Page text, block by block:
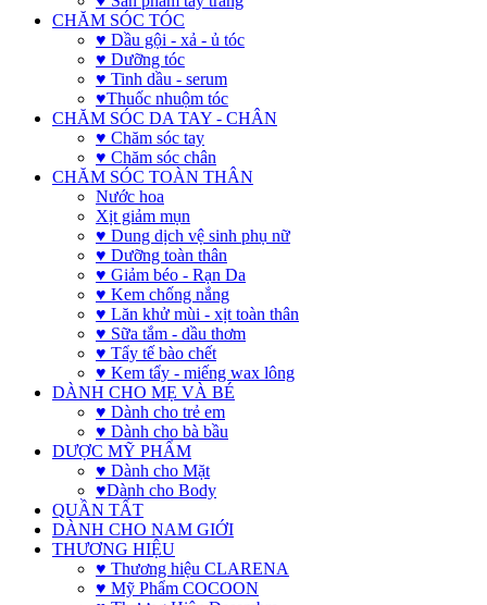
CHĂM SÓC TÓC
♥ Dầu gội - xả - ủ tóc
♥ Dưỡng tóc
♥ Tinh dầu - serum
♥Thuốc nhuộm tóc
CHĂM SÓC DA TAY - CHÂN
♥ Chăm sóc tay
♥ Chăm sóc chân
CHĂM SÓC TOÀN THÂN
Nước hoa
Xịt giảm mụn
♥ Dung dịch vệ sinh phụ nữ
♥ Dưỡng toàn thân
♥ Giảm béo - Rạn Da
♥ Kem chống nắng
♥ Lăn khử mùi - xịt toàn thân
♥ Sữa tắm - dầu thơm
♥ Tẩy tế bào chết
♥ Kem tẩy - miếng wax lông
DÀNH CHO MẸ VÀ BÉ
♥ Dành cho trẻ em
♥ Dành cho bà bầu
DƯỢC MỸ PHẨM
♥ Dành cho Mặt
♥Dành cho Body
QUẦN TẤT
DÀNH CHO NAM GIỚI
THƯƠNG HIỆU
♥ Thương hiệu CLARENA
♥ Mỹ Phẩm COCOON